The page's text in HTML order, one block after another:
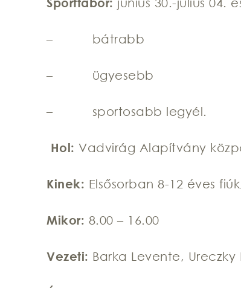
Sporttábor: június 30.-július 04.
– bátrabb
– ügyesebb
– sportosabb legyél.
Hol: Vadvirág Alapítvány
Kinek: Elsősorban 8-12 éves
Mikor: 8.00 – 16.00
Vezeti: Barka Levente,